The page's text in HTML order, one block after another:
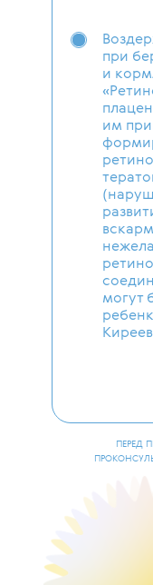
при
и
им
могут
ПЕРЕД